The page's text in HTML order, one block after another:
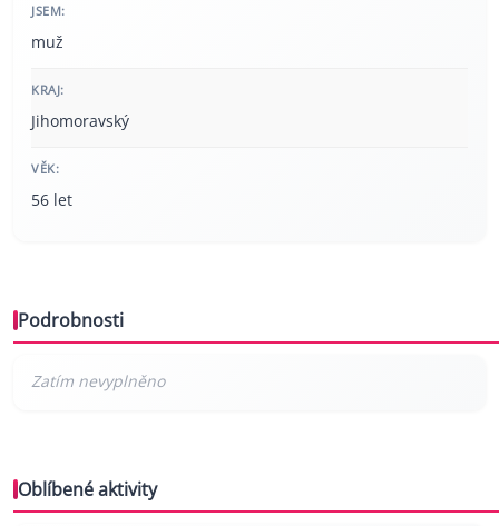
JSEM:
muž
KRAJ:
Jihomoravský
VĚK:
56 let
Podrobnosti
Oblíbené aktivity